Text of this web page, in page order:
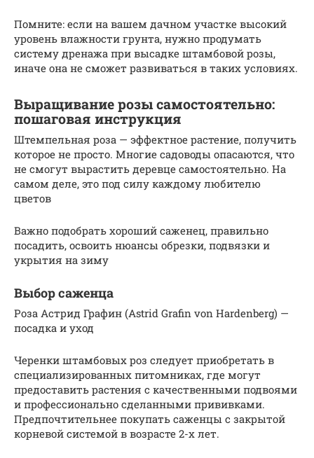
Помните: если на вашем дачном участке высокий
уровень влажности грунта, нужно продумать
систему дренажа при высадке штамбовой розы,
иначе она не сможет развиваться в таких условиях.
Выращивание розы самостоятельно:
пошаговая инструкция
Штемпельная роза — эффектное растение, получить
которое не просто. Многие садоводы опасаются, что
не смогут вырастить деревце самостоятельно. На
самом деле, это под силу каждому любителю
цветов
Важно подобрать хороший саженец, правильно
посадить, освоить нюансы обрезки, подвязки и
укрытия на зиму
Выбор саженца
Роза Астрид Графин (Astrid Grafin von Hardenberg) —
посадка и уход
Черенки штамбовых роз следует приобретать в
специализированных питомниках, где могут
предоставить растения с качественными подвоями
и профессионально сделанными прививками.
Предпочтительнее покупать саженцы с закрытой
корневой системой в возрасте 2-х лет.